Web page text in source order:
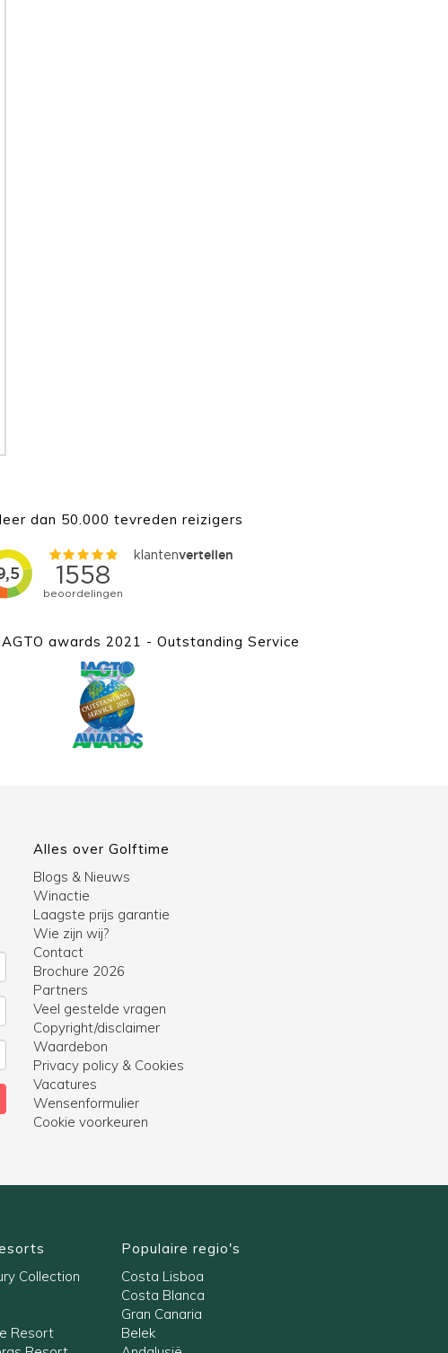
dan 50.000 tevreden reizigers
awards 2021 - Outstanding Service
Alles over Golftime
Blogs & Nieuws
Winactie
Laagste prijs garantie
Wie zijn wij?
Contact
Brochure 2026
Partners
Veel gestelde vragen
Copyright/disclaimer
Waardebon
Privacy policy & Cookies
Vacatures
Wensenformulier
Cookie voorkeuren
Collection
Resort
Populaire regio's
Costa Lisboa
Costa Blanca
Gran Canaria
Belek